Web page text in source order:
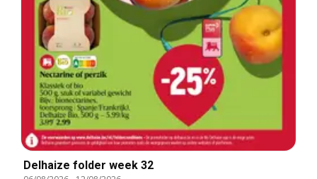
Delhaize folder week 32